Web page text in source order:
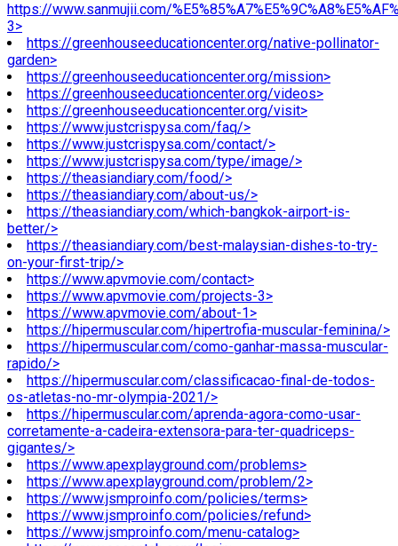
https://www.sanmujii.com/
3>
https://greenhouseeducationcenter.org/native-pollinator-
garden>
https://greenhouseeducationcenter.org/mission>
https://greenhouseeducationcenter.org/videos>
https://greenhouseeducationcenter.org/visit>
https://www.justcrispysa.com/faq/>
https://www.justcrispysa.com/contact/>
https://www.justcrispysa.com/type/image/>
https://theasiandiary.com/food/>
https://theasiandiary.com/about-us/>
https://theasiandiary.com/which-bangkok-airport-is-
better/>
https://theasiandiary.com/best-malaysian-dishes-to-try-
on-your-first-trip/>
https://www.apvmovie.com/contact>
https://www.apvmovie.com/projects-3>
https://www.apvmovie.com/about-1>
https://hipermuscular.com/hipertrofia-muscular-feminina/>
https://hipermuscular.com/como-ganhar-massa-muscular-
rapido/>
https://hipermuscular.com/classificacao-final-de-todos-
os-atletas-no-mr-olympia-2021/>
https://hipermuscular.com/aprenda-agora-como-usar-
corretamente-a-cadeira-extensora-para-ter-quadriceps-
gigantes/>
https://www.apexplayground.com/problems>
https://www.apexplayground.com/problem/2>
https://www.jsmproinfo.com/policies/terms>
https://www.jsmproinfo.com/policies/refund>
https://www.jsmproinfo.com/menu-catalog>